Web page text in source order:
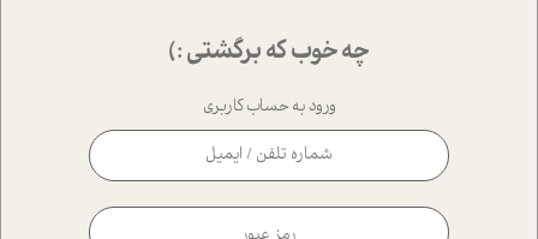
چه خوب که برگشتی :)
ورود به حساب کاربری